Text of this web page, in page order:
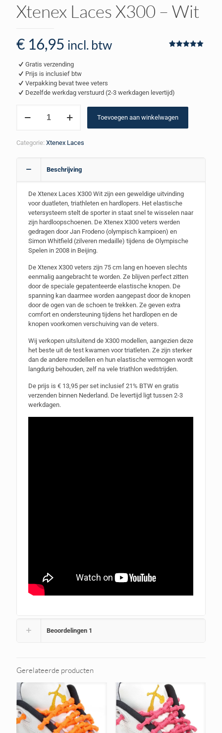
Xtenex Laces X300 – Wit
€ 16,95 incl. btw
Gratis verzending
Prijs is inclusief btw
Verpakking bevat twee veters
Dezelfde werkdag verstuurd (2-3 werkdagen levertijd)
Laces
Wit
Toevoegen aan winkelwagen
Categorie: Xtenex Laces
Beschrijving
De Xtenex Laces X300 Wit zijn een geweldige uitvinding
voor duatleten, triathleten en hardlopers. Het elastische
vetersysteem stelt de sporter in staat snel te wisselen naar
zijn hardloopschoenen. De Xtenex X300 veters werden
gedragen door Jan Frodeno (olympisch kampioen) en
Simon Whitfield (zilveren medaille) tijdens de Olympische
Spelen in 2008 in Beijing.
De Xtenex X300 veters zijn 75 cm lang en hoeven slechts
eenmalig aangebracht te worden. Ze blijven perfect zitten
door de speciale gepatenteerde elastische knopen. De
spanning kan daarmee worden aangepast door de knopen
door de ogen van de schoen te trekken. Ze geven extra
comfort en ondersteuning tijdens het hardlopen en de
knopen voorkomen verschuiving van de veters.
Wij verkopen uitsluitend de X300 modellen, aangezien deze
het beste uit de test kwamen voor triatleten. Ze zijn sterker
dan de andere modellen en hun elastische vermogen wordt
langdurig behouden, zelf na vele triathlon wedstrijden.
De prijs is € 13,95 per set inclusief 21% BTW en gratis
verzenden binnen Nederland. De levertijd ligt tussen 2-3
werkdagen.
Beoordelingen 1
Gerelateerde producten